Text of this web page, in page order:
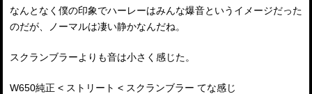
なんとなく僕の印象でハーレーはみんな爆音というイメージだった
のだが、ノーマルは凄い静かなんだね。
スクランブラーよりも音は小さく感じた。
W650純正 < ストリート < スクランブラー てな感じ